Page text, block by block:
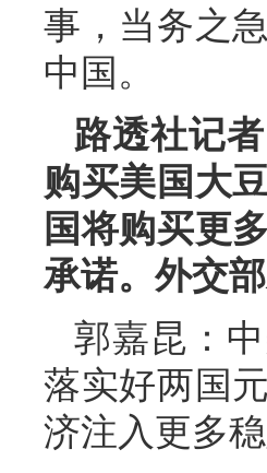
事，当务之
中国。
路透社记
购买美国大
国将购买更
承诺。外交
郭嘉昆：
落实好两国
济注入更多